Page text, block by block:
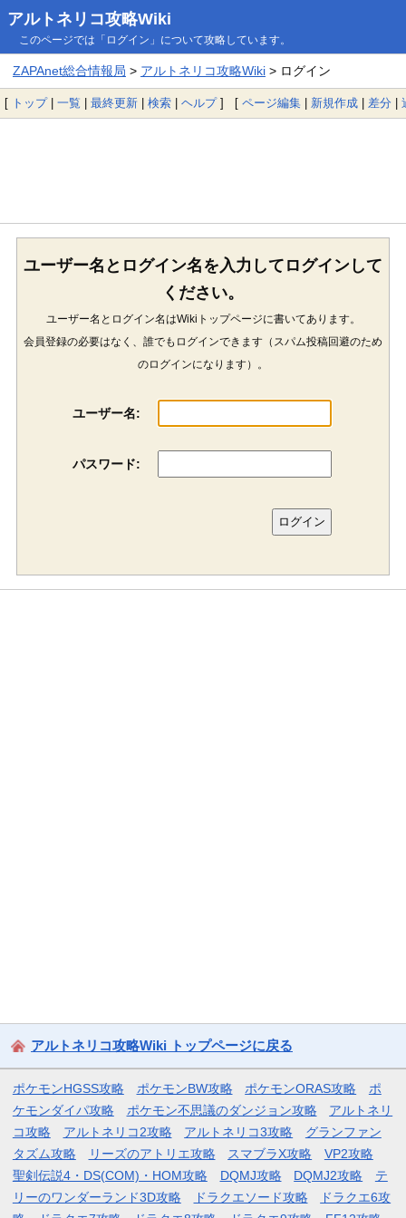
アルトネリコ攻略Wiki
このページでは「ログイン」について攻略しています。
ZAPAnet総合情報局 > アルトネリコ攻略Wiki> ログイン
[ トップ| 一覧 | 最終更新 | 検索 | ヘルプ] [ ページ編集 | 新規作成 | 差分 |
ユーザー名とログイン名を入力してログインして
ください。
ユーザー名とログイン名はWikiトップページに書いてあります。
会員登録の必要はなく、誰でもログインできます（スパム投稿回避のため
のログインになります）。
ユーザー名:
パスワード:
アルトネリコ攻略Wiki トップページに戻る
ポケモンHGSS攻略 ポケモンBW攻略 ポケモンORAS攻略
ポ
ケモンダイパ攻略
ポケモン不思議のダンジョン攻略
アルトネリ
コ攻略
アルトネリコ2攻略 アルトネリコ3攻略
グランファン
タズム攻略
リーズのアトリエ攻略 スマブラX攻略
VP2攻略
聖剣伝説4・DS(COM)・HOM攻略
DQMJ攻略 DQMJ2攻略
テ
リーのワンダーランド3D攻略
ドラクエソード攻略
ドラクエ6攻